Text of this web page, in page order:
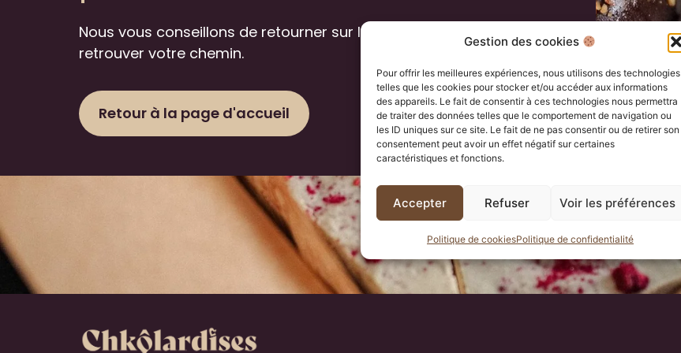
Gestion des cookies
Pour offrir les meilleures expériences, nous utilisons des technologies
telles que les cookies pour stocker et/ou accéder aux informations
des appareils. Le fait de consentir à ces technologies nous permettra
de traiter des données telles que le comportement de navigation ou
les ID uniques sur ce site. Le fait de ne pas consentir ou de retirer son
consentement peut avoir un effet négatif sur certaines
caractéristiques et fonctions.
Accepter Refuser Voir les préférences
Politique de cookiesPolitique de confidentialité
Nous vous conseillons de retourner sur la page d’accueil pour
retrouver votre chemin.
Retour à la page d'accueil